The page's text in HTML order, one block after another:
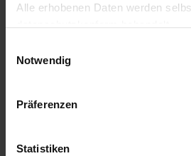
Alle erhobenen Daten werden
Notwendig
Präferenzen
Statistiken